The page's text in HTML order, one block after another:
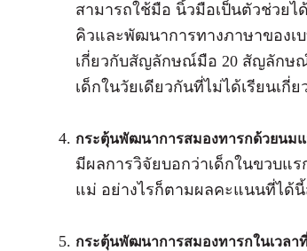
สามารถใช้มือ นิ้วมือเป็นตัวช่วย
คิวและพัฒนาการทางภาษาของเ
เกี่ยวกับสัญลักษณ์มือ 20 สัญลักษ
เด็กในวัยเดียวกันที่ไม่ได้เรียนเ
กระตุ้นพัฒนาการสมองทารกด้วยนม
มีผลการวิจัยบอกว่าเด็กในขวบแ
แม่ อย่างไรก็ตามผลคะแนนที่ได้นี้
กระตุ้นพัฒนาการสมองทารกในเวลา